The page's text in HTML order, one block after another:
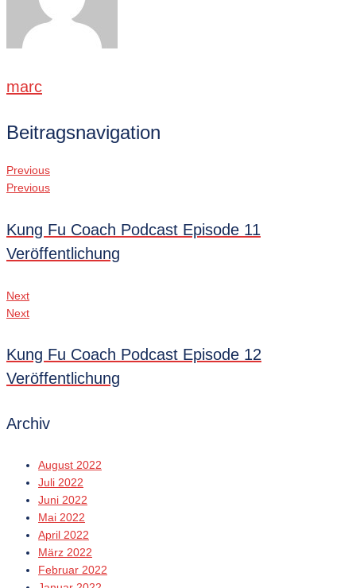
marc
Beitragsnavigation
Previous
Previous
Kung Fu Coach Podcast Episode 11
Veröffentlichung
Next
Next
Kung Fu Coach Podcast Episode 12
Veröffentlichung
Archiv
August 2022
Juli 2022
Juni 2022
Mai 2022
April 2022
März 2022
Februar 2022